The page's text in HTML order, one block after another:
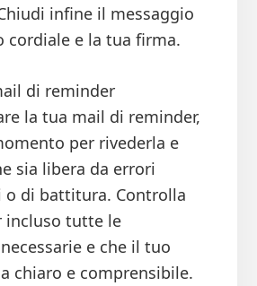
infine il messaggio
cordiale e la tua firma.
di reminder
la tua mail di reminder,
per rivederla e
sia libera da errori
o di battitura. Controlla
incluso tutte le
e che il tuo
chiaro e comprensibile.